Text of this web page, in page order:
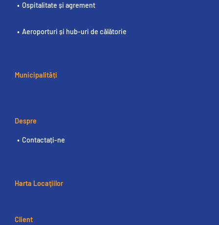
Ospitalitate și agrement
Aeroporturi și hub-uri de călătorie
Municipalități
Despre
Contactați-ne
Harta Locaţiilor
Client